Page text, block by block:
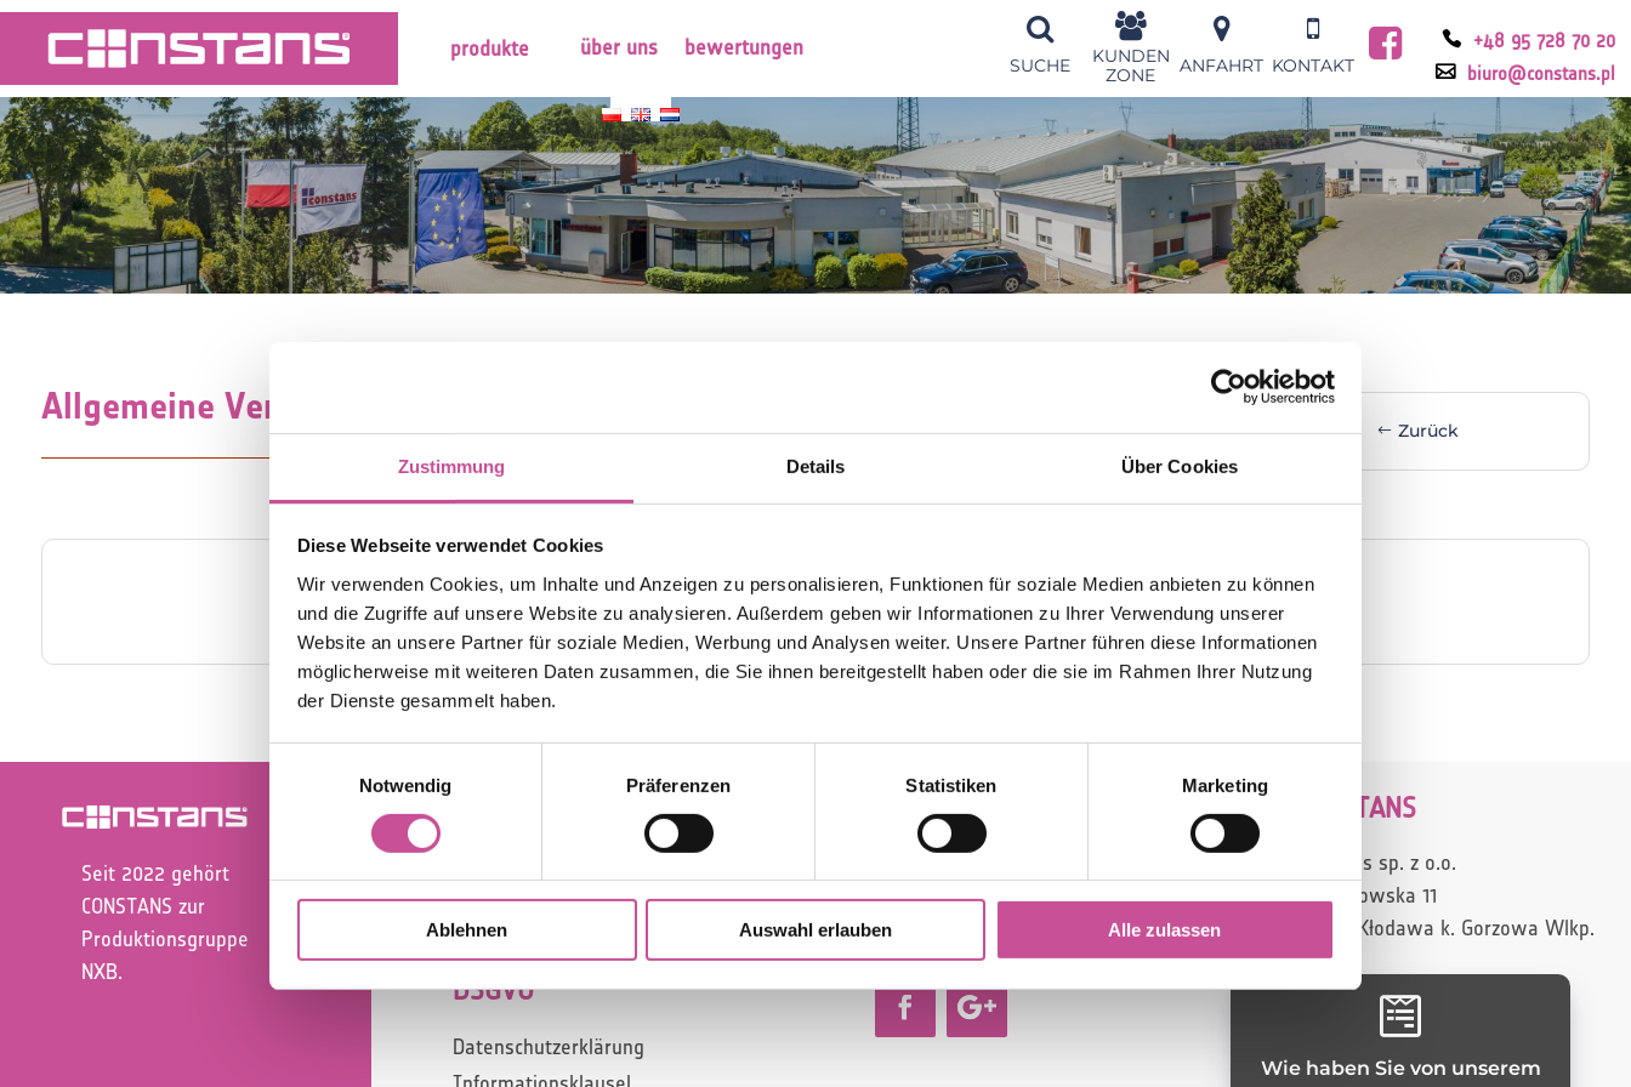
Zustimmung Details Über Cookies
Diese Webseite verwendet Cookies
Wir verwenden Cookies, um Inhalte und Anzeigen zu personalisieren, Funktionen für soziale Medien anbieten zu können
und die Zugriffe auf unsere Website zu analysieren. Außerdem geben wir Informationen zu Ihrer Verwendung unserer
Website an unsere Partner für soziale Medien, Werbung und Analysen weiter. Unsere Partner führen diese Informationen
möglicherweise mit weiteren Daten zusammen, die Sie ihnen bereitgestellt haben oder die sie im Rahmen Ihrer Nutzung
der Dienste gesammelt haben.
Notwendig
Präferenzen Statistiken Marketing
Ablehnen Auswahl erlauben Alle zulassen
produkte über uns bewertungen
+48 95 728 70 20
biuro@constans.pl
KONTAKT
ANFAHRT
KUNDEN
ZONE
SUCHE
Allgemeine Verkaufsbedingungen
Zurück

AVB Konsument

AVB Unternehmen

Wie haben Sie von unserem
Seit 2022 gehört
CONSTANS zur
Produktionsgruppe
NXB.
Garantiebedingungen
Allgemeine Verkaufsbedingungen
DSGVO
Datenschutzerklärung
KONTAKT
Anfahrt
Impressum
CONSTANS
Constans sp. z o.o.
ul. Gorzowska 11
66-415 Kłodawa k. Gorzowa Wlkp.